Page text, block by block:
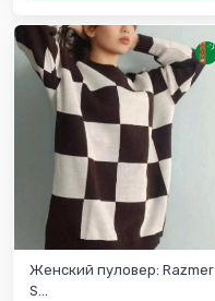
Женский пуловер: Razmer
S...